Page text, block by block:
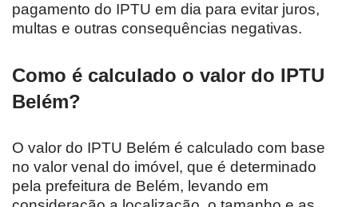
pagamento do IPTU em dia para evitar juros,
multas e outras consequências negativas.
Como é calculado o valor do IPTU
Belém?
O valor do IPTU Belém é calculado com base
no valor venal do imóvel, que é determinado
pela prefeitura de Belém, levando em